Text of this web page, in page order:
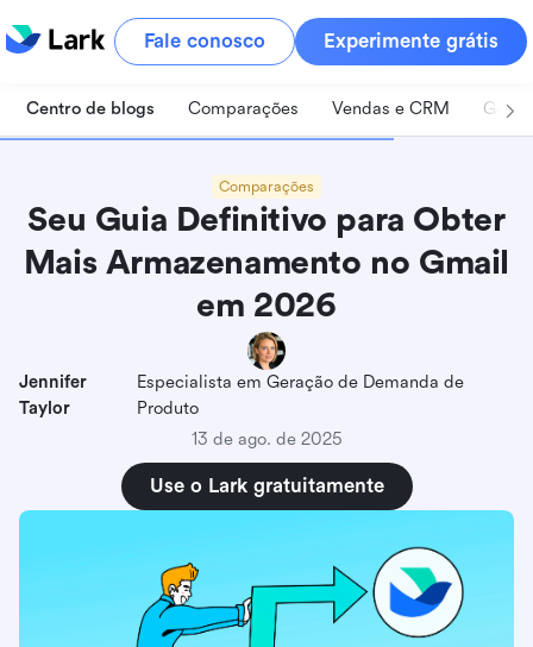
Fale conosco Experimente grátis
Centro de blogs Comparações Vendas e CRM
Comparações
Seu Guia Definitivo para Obter
Mais Armazenamento no Gmail
em 2026
Jennifer
Taylor
Especialista em Geração de Demanda de
Produto
13 de ago. de 2025
Use o Lark gratuitamente